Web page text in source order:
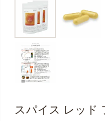
スパイス レッド